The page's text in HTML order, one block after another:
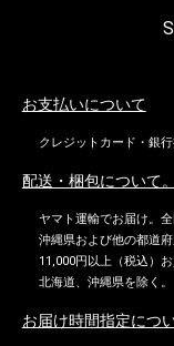
お支払いについて
クレジットカード・銀
配送・梱包について。
ヤマト運輸でお届け。全
沖縄県および他の都道
11,000円以上（税込）
北海道、沖縄県を除く。
お届け時間指定につ